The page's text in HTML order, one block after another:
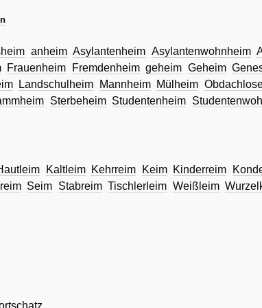
anheim Asylantenheim Asylantenwohnheim
Frauenheim Fremdenheim geheim Geheim
Landschulheim Mannheim Mülheim
Sterbeheim Studentenheim
Kaltleim Kehrreim Keim Kinderreim
Seim Stabreim Tischlerleim Weißleim